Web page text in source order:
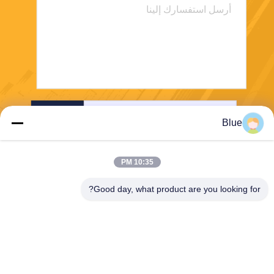
Blue
10:35 PM
Good day, what product are you looking for?